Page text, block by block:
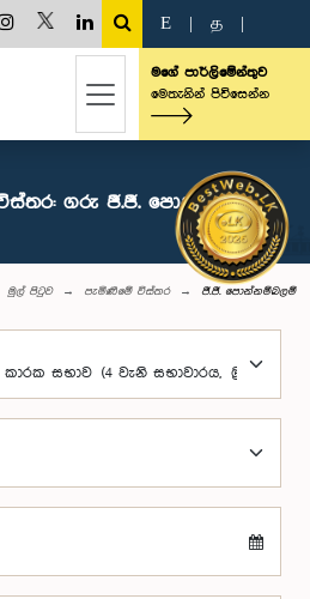
E த
මගේ පාර්ලිමේන්තුව
මෙතැනින් පිවිසෙන්න
ගරු ජී.ජී. පොන්නම්බලම්
මුල් පිටුව පැමිණීමේ විස්තර ජී.ජී. පොන්නම්බලම්